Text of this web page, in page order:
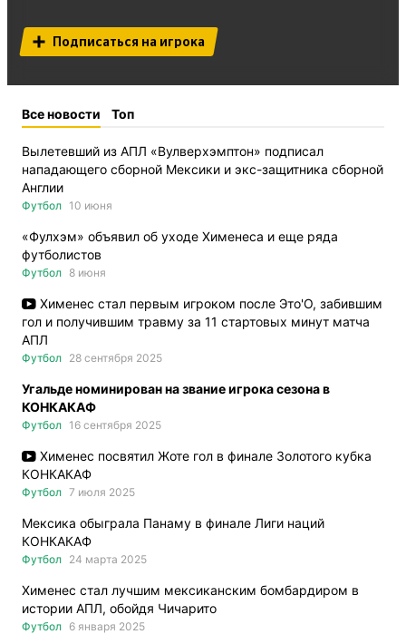
Подписаться на игрока
Все новости Топ
Вылетевший из АПЛ «Вулверхэмптон» подписал
нападающего сборной Мексики и экс-защитника сборной
Англии
Футбол 10 июня
«Фулхэм» объявил об уходе Хименеса и еще ряда
футболистов
Футбол 8 июня
Хименес стал первым игроком после Это'О, забившим
гол и получившим травму за 11 стартовых минут матча
АПЛ
Футбол 28 сентября 2025
Угальде номинирован на звание игрока сезона в
КОНКАКАФ
Футбол 16 сентября 2025
Хименес посвятил Жоте гол в финале Золотого кубка
КОНКАКАФ
Футбол 7 июля 2025
Мексика обыграла Панаму в финале Лиги наций
КОНКАКАФ
Футбол 24 марта 2025
Хименес стал лучшим мексиканским бомбардиром в
истории АПЛ, обойдя Чичарито
Футбол 6 января 2025